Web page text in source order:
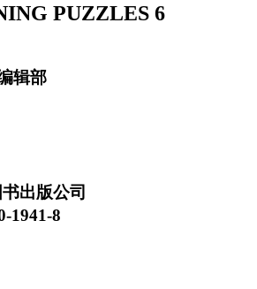
PUZZLES 6
辑部
出版公司
1941-8